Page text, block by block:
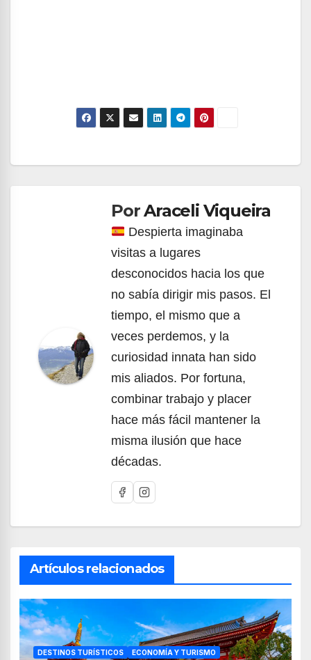
Navegación
entradasPorAraceli Viqueira
Despierta imaginaba
visitas a lugares
desconocidos hacia los que
no sabía dirigir mis pasos. El
tiempo, el mismo que a
veces perdemos, y la
curiosidad innata han sido
mis aliados. Por fortuna,
combinar trabajo y placer
hace más fácil mantener la
misma ilusión que hace
décadas.
Artículos relacionados
DESTINOS TURÍSTICOS ECONOMÍA Y TURISMO